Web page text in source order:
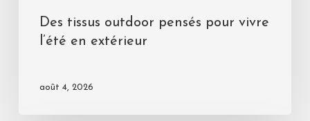
Des tissus outdoor pensés pour vivre
l’été en extérieur
août 4, 2026